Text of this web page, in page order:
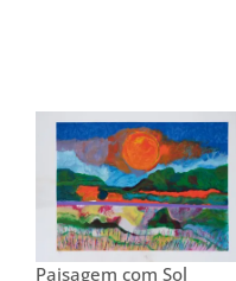
Paisagem com Sol